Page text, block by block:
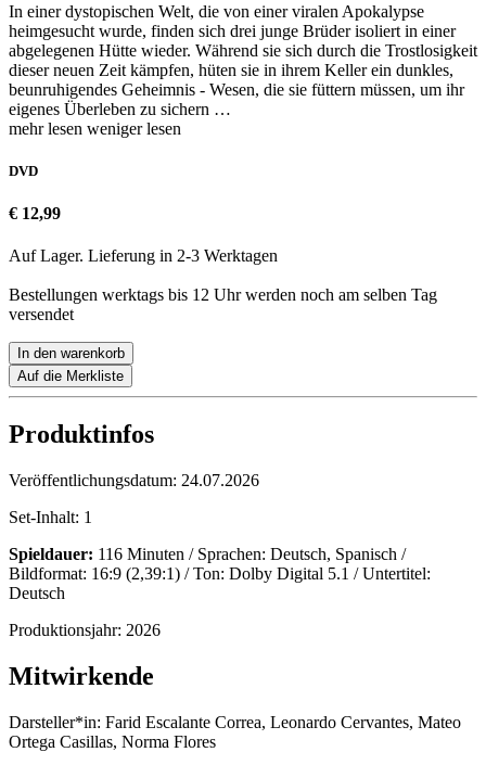
In einer dystopischen Welt, die von einer viralen Apokalypse
heimgesucht wurde, finden sich drei junge Brüder isoliert in einer
abgelegenen Hütte wieder. Während sie sich durch die Trostlosigkeit
dieser neuen Zeit kämpfen, hüten sie in ihrem Keller ein dunkles,
beunruhigendes Geheimnis - Wesen, die sie füttern müssen, um ihr
eigenes Überleben zu sichern …
mehr lesen weniger lesen
DVD
€ 12,99
Auf Lager. Lieferung in 2-3 Werktagen
Bestellungen werktags bis 12 Uhr werden noch am selben Tag
versendet
In den warenkorb
Auf die Merkliste
Produktinfos
Veröffentlichungsdatum: 24.07.2026
Set-Inhalt: 1
Spieldauer: 116 Minuten / Sprachen: Deutsch, Spanisch /
Bildformat: 16:9 (2,39:1) / Ton: Dolby Digital 5.1 / Untertitel:
Deutsch
Produktionsjahr: 2026
Mitwirkende
Darsteller*in: Farid Escalante Correa, Leonardo Cervantes, Mateo
Ortega Casillas, Norma Flores